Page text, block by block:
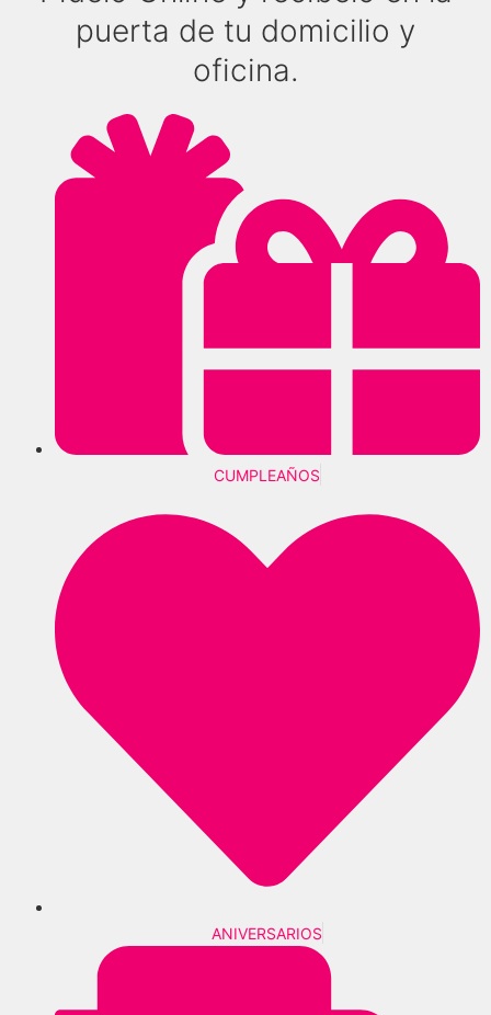
puerta de tu domicilio y
oficina.
CUMPLEAÑOS
ANIVERSARIOS